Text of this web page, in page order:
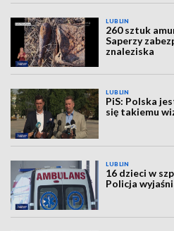
LUBLIN
260 sztuk
Saperzy
znaleziska
LUBLIN
PiS: Polska
się takiemu
LUBLIN
16 dzieci w
Policja